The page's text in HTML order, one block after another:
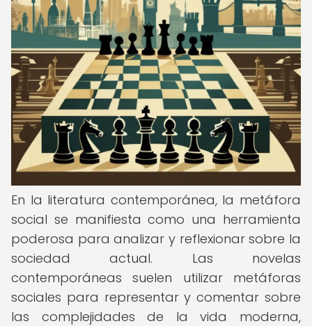
En la literatura contemporánea, la metáfora
social se manifiesta como una herramienta
poderosa para analizar y reflexionar sobre la
sociedad actual. Las novelas
contemporáneas suelen utilizar metáforas
sociales para representar y comentar sobre
las complejidades de la vida moderna,